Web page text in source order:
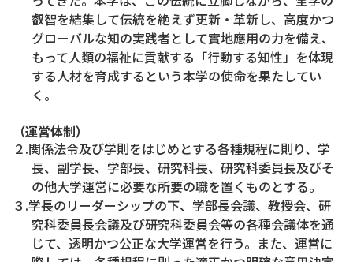
叡智を結集して伝統を絶えず更新・革新し、高度かつ
グローバルな知の実践者として實地應用の力を備え、
もって人類の福祉に貢献する「行動する知性」を体現
する人材を育成するという本学の使命を果たしてい
く。
（運営体制）
２.関係法令及び学則をはじめとする各種規程に則り、学
長、副学長、学部長、研究科長、研究科委員長及びそ
の他大学運営に必要な所要の職を置くものとする。
３.学長のリーダーシップの下、学部長会議、教授会、研
究科委員長会議及び研究科委員会等の各種会議体を通
じて、透明かつ公正な大学運営を行う。また、運営に